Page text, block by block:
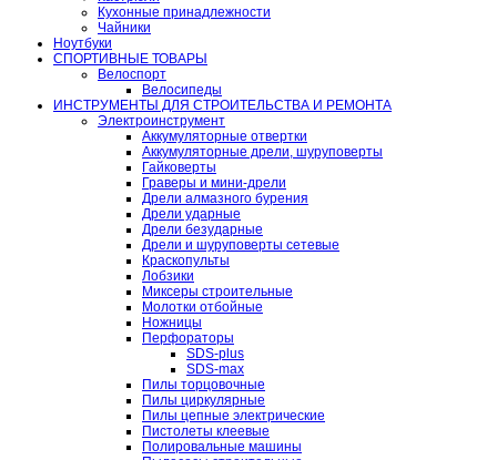
Кухонные принадлежности
Чайники
Ноутбуки
СПОРТИВНЫЕ ТОВАРЫ
Велоспорт
Велосипеды
ИНСТРУМЕНТЫ ДЛЯ СТРОИТЕЛЬСТВА И РЕМОНТА
Электроинструмент
Аккумуляторные отвертки
Аккумуляторные дрели, шуруповерты
Гайковерты
Граверы и мини-дрели
Дрели алмазного бурения
Дрели ударные
Дрели безударные
Дрели и шуруповерты сетевые
Краскопульты
Лобзики
Миксеры строительные
Молотки отбойные
Ножницы
Перфораторы
SDS-plus
SDS-max
Пилы торцовочные
Пилы циркулярные
Пилы цепные электрические
Пистолеты клеевые
Полировальные машины